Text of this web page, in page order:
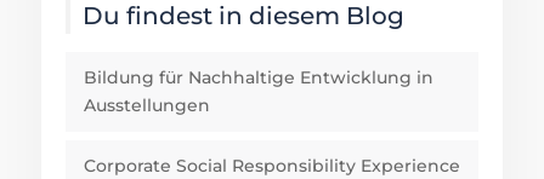
Du findest in diesem Blog
Bildung für Nachhaltige Entwicklung in
Ausstellungen
Corporate Social Responsibility Experience